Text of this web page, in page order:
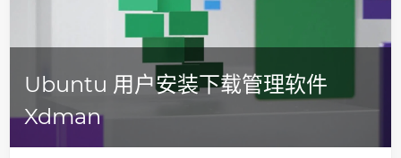
Ubuntu 用户安装下载管理软件
Xdman